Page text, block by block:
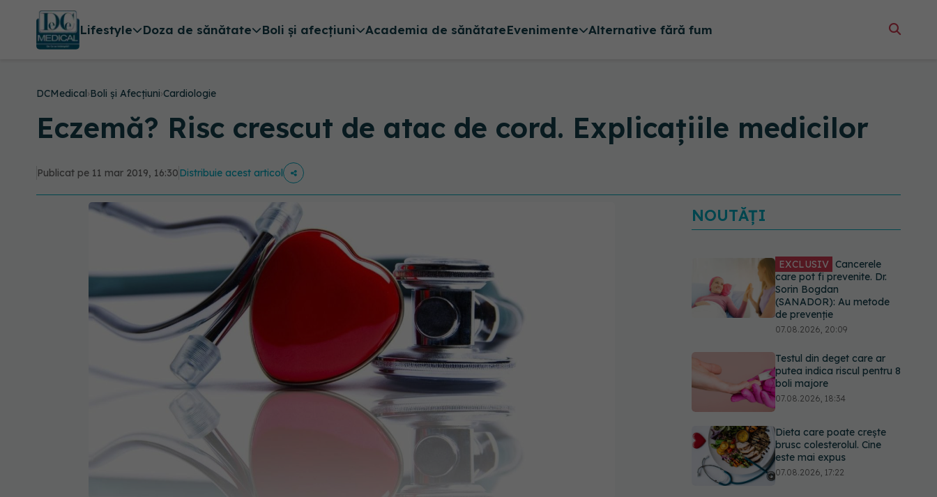
Lifestyle Doza de sănătate Boli și afecțiuni Academia de sănătateEvenimente Alternative fără fum
DCMedical›Boli și Afecțiuni›Cardiologie
Eczemă? Risc crescut de atac de cord. Explicațiile medicilor
Publicat pe 11 mar 2019, 16:30Distribuie acest articol
NOUTĂȚI
EXCLUSIV Cancerele
care pot fi prevenite. Dr.
Sorin Bogdan
(SANADOR): Au metode
de prevenție
07.08.2026, 20:09
Testul din deget care ar
putea indica riscul pentru 8
boli majore
07.08.2026, 18:34
Dieta care poate crește
brusc colesterolul. Cine
este mai expus
07.08.2026, 17:22